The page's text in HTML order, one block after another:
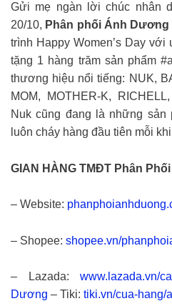
Gửi mẹ ngàn lời chúc nhân
20/10, Phân phối Ánh Dương
trình Happy Women’s Day
tặng 1 hàng trăm sản phẩm
thương hiệu nổi tiếng: NUK,
MOM, MOTHER-K,
Nuk cũng đang là những sản
luôn cháy hàng đầu tiên mỗi
GIAN HÀNG TMĐT Phân
– Website:
– Shopee: shopee.vn/
– Lazada: www.lazada.vn/
Dương – Tiki: tiki.vn/cua-hang/